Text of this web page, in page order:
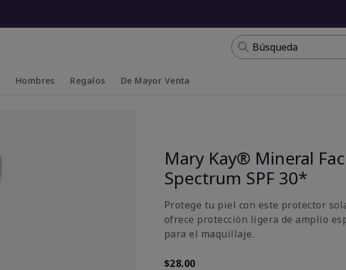
Búsqueda
Hombres Regalos De Mayor Venta
Mary Kay® Mineral
Spectrum SPF 30*
Protege tu piel con este protector
ofrece protección ligera de amplio
para el maquillaje.
$28.00